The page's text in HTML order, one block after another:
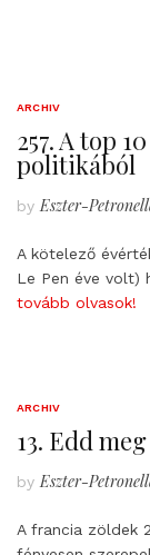
ARCHIV
257. A top
politikából
by Eszter-
A kötelező
Le Pen éve volt)
tovább olvasok!
ARCHIV
13. Edd
by Eszter-
A francia zöldek